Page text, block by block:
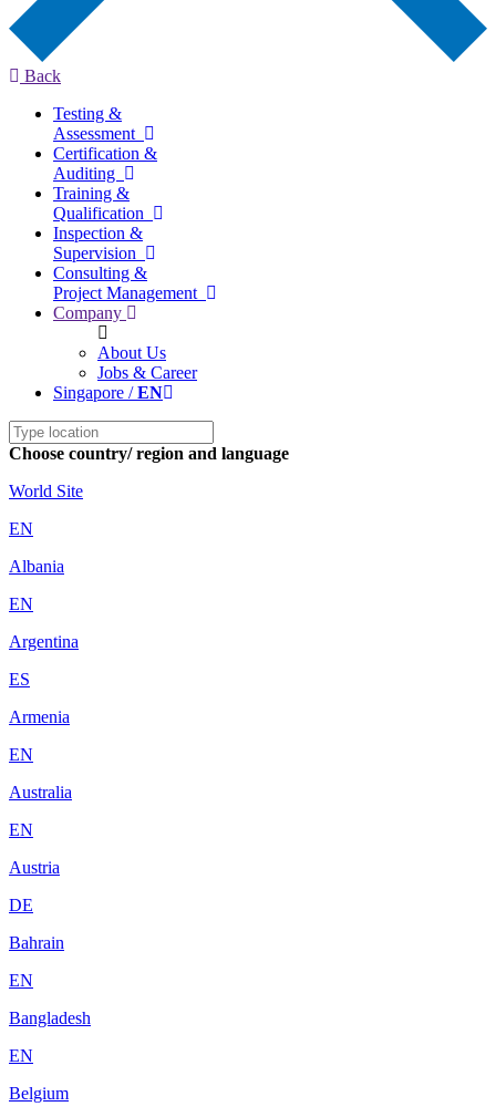
Back
Testing &
Assessment
Certification &
Auditing
Training &
Qualification
Inspection &
Supervision
Consulting &
Project Management
Company
About Us
Jobs & Career
Singapore /EN
Choose country/ region and language
World Site
EN
Albania
EN
Argentina
ES
Armenia
EN
Australia
EN
Austria
DE
Bahrain
EN
Bangladesh
EN
Belgium